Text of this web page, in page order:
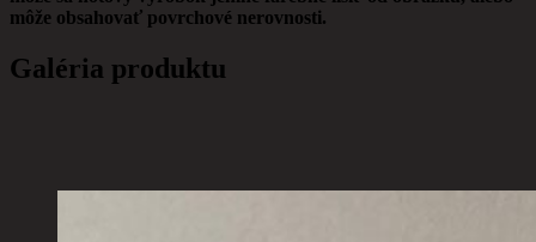
môže obsahovať povrchové nerovnosti.
Galéria produktu